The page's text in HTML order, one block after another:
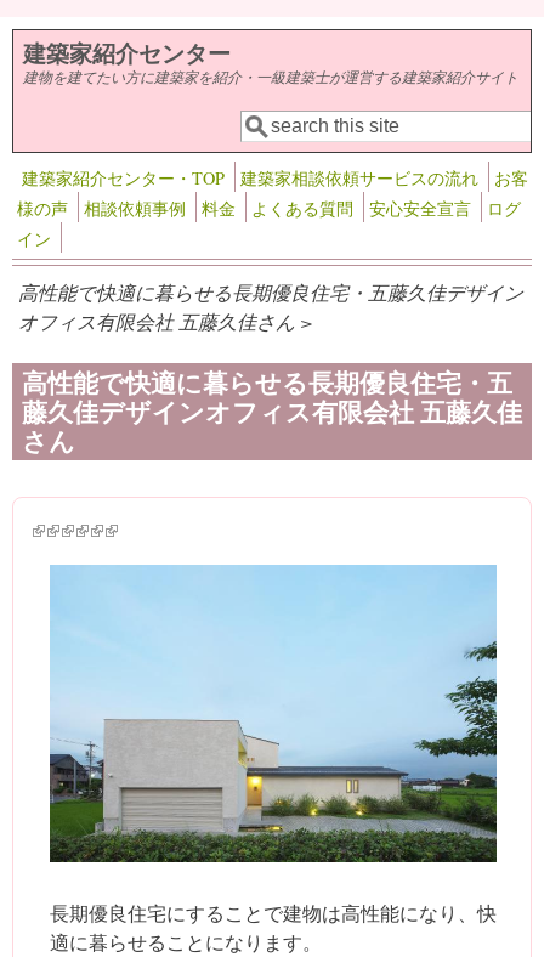
メインコンテンツに移動
建築家紹介センター
建物を建てたい方に建築家を紹介・一級建築士が運営する建築家紹介サイト
検索フォーム
検索
建築家紹介センター・TOP 建築家相談依頼サービスの流れ
お客
様の声
相談依頼事例 料金 よくある質問 安心安全宣言
ログ
イン
高性能で快適に暮らせる長期優良住宅・五藤久佳デザイン
オフィス有限会社 五藤久佳さん >
高性能で快適に暮らせる長期優良住宅・五
藤久佳デザインオフィス有限会社 五藤久佳
さん
(link is external)
(link is external)
(link is external)
(link is external)
(link is external)
(link is external)
長期優良住宅にすることで建物は高性能になり、快
適に暮らせることになります。